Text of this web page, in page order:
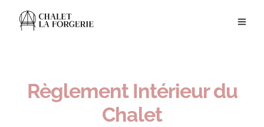
Règlement Intérieur du
Chalet